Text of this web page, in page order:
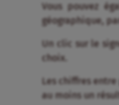
Vous pouvez
géographique,
Un clic sur le
choix.
Les chiffres
au moins un